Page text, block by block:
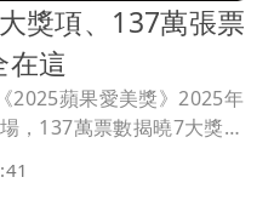
獎項、137萬張票
在這
2025蘋果愛美獎》2025年
，137萬票數揭曉7大獎
親臨頒獎，星光熠熠締
獨家整理盛典回顧。